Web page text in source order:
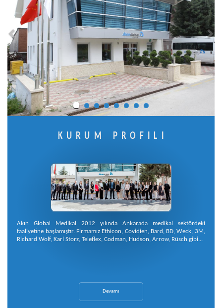
KURUM PROFİLİ
Akın Global Medikal 2012 yılında Ankarada medikal sektördeki
faaliyetine başlamıştır. Firmamız Ethicon, Covidien, Bard, BD, Weck, 3M,
Richard Wolf, Karl Storz, Teleflex, Codman, Hudson, Arrow, Rüsch gibi...
Devamı